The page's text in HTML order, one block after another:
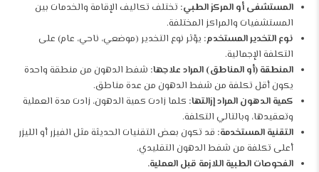
المستشفى أو المركز الطبي: تختلف تكاليف الإقامة والخدمات بين
المستشفيات والمراكز المختلفة.
نوع التخدير المستخدم: يؤثر نوع التخدير (موضعي، ناحي، عام) على
التكلفة الإجمالية.
المنطقة (أو المناطق) المراد علاجها: شفط الدهون من منطقة واحدة
يكون أقل تكلفة من شفط الدهون من عدة مناطق.
كمية الدهون المراد إزالتها: كلما زادت كمية الدهون، زادت مدة العملية
وتعقيدها، وبالتالي التكلفة.
التقنية المستخدمة: قد تكون بعض التقنيات الحديثة مثل الفيزر أو الليزر
أعلى تكلفة من شفط الدهون التقليدي.
الفحوصات الطبية اللازمة قبل العملية.